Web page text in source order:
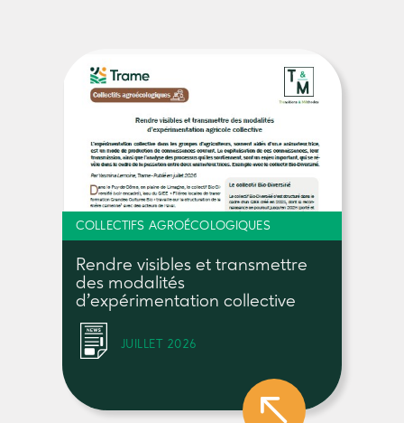
COLLECTIFS AGROÉCOLOGIQUES
Rendre visibles et transmettre
des modalités
d’expérimentation collective
JUILLET 2026